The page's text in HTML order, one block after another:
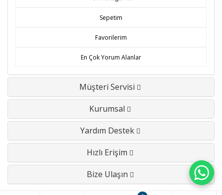
Sepetim
Favorilerim
En Çok Yorum Alanlar
Müşteri Servisi
Kurumsal
Yardım Destek
Hızlı Erişim
Bize Ulaşın